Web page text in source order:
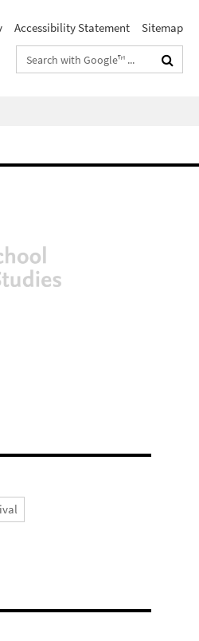
Accessibility Statement
Sitemap
Search
terms